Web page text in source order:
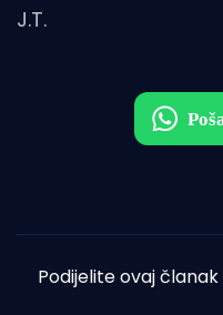
J.T.
Podijelite ovaj članak